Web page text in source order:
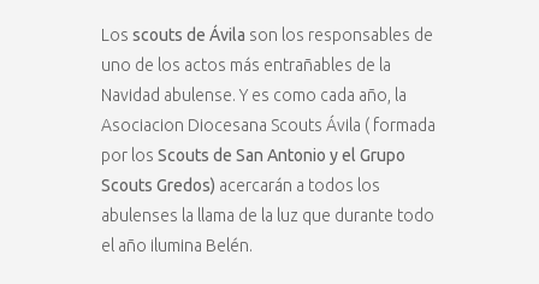
Los scouts de Ávila son los responsables de
uno de los actos más entrañables de la
Navidad abulense. Y es como cada año, la
Asociacion Diocesana Scouts Ávila ( formada
por los Scouts de San Antonio y el Grupo
Scouts Gredos) acercarán a todos los
abulenses la llama de la luz que durante todo
el año ilumina Belén.